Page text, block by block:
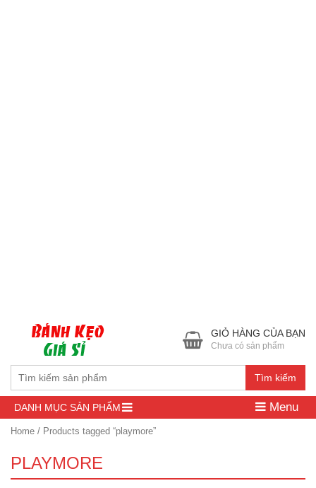
Tìm kiếm
GIỎ HÀNG CỦA BẠN
Chưa có sản phẩm
DANH MỤC SẢN PHẨM Menu
Home / Products tagged “playmore”
PLAYMORE